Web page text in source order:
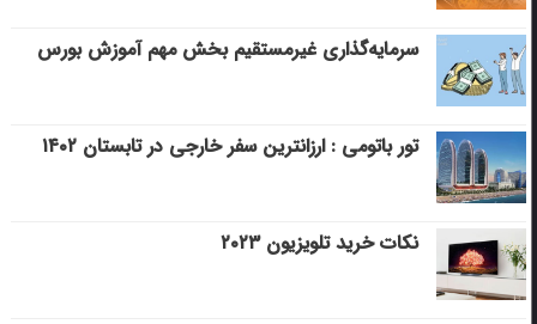
سرمایه‌گذاری غیرمستقیم بخش مهم آموزش بورس
تور باتومی : ارزانترین سفر خارجی در تابستان ۱۴۰۲
نکات خرید تلویزیون ۲۰۲۳